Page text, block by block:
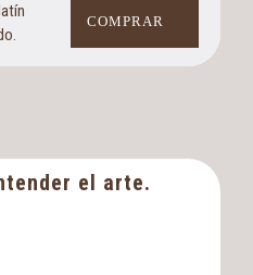
COMPRAR
el arte.